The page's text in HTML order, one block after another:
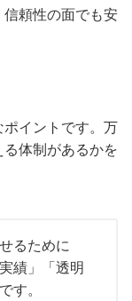
頼性の面でも安
イントです。万
体制があるかを
るために
績」「透明
す。